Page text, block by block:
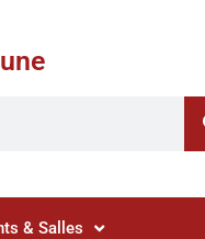
& Salles